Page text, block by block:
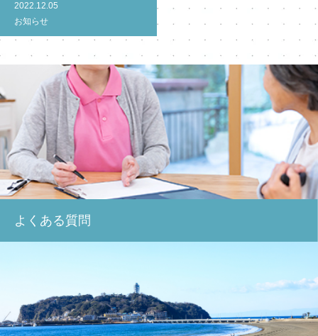
2022.12.05
お知らせ
よくある質問